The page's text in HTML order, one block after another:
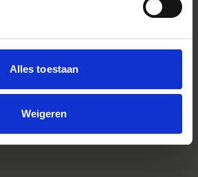
Alles toestaan
Weigeren